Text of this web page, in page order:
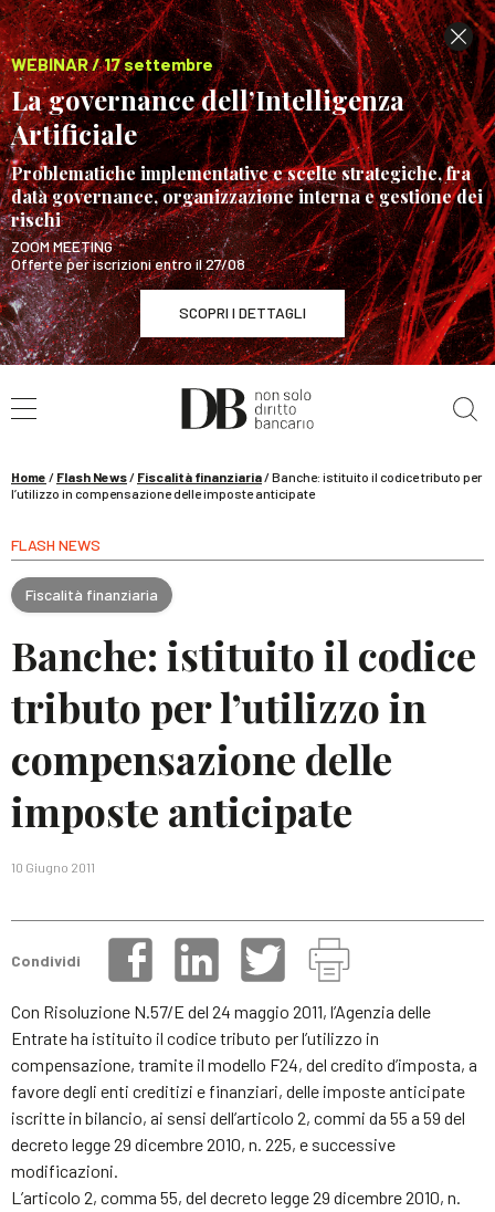
WEBINAR / 17 settembre
La governance dell’Intelligenza
Artificiale
Problematiche implementative e scelte strategiche, fra
data governance, organizzazione interna e gestione dei
rischi
ZOOM MEETING
Offerte per iscrizioni entro il 27/08
SCOPRI I DETTAGLI
WEBINAR / 17 settembre
La governance dell’Intelligenza Artificiale
Home / Flash News/ Fiscalità finanziaria/Banche: istituito il codice tributo per
l’utilizzo in compensazione delle imposte anticipate
FLASH NEWS
Fiscalità finanziaria
Banche: istituito il codice
tributo per l’utilizzo in
compensazione delle
imposte anticipate
10 Giugno 2011
Condividi
Con Risoluzione N.57/E del 24 maggio 2011, l’Agenzia delle
Entrate ha istituito il codice tributo per l’utilizzo in
compensazione, tramite il modello F24, del credito d’imposta, a
favore degli enti creditizi e finanziari, delle imposte anticipate
iscritte in bilancio, ai sensi dell’articolo 2, commi da 55 a 59 del
decreto legge 29 dicembre 2010, n. 225, e successive
modificazioni.
L’articolo 2, comma 55, del decreto legge 29 dicembre 2010, n.